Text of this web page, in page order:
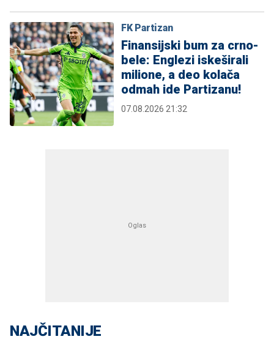
FK Partizan
Finansijski bum za crno-
bele: Englezi iskeširali
milione, a deo kolača
odmah ide Partizanu!
07.08.2026 21:32
NAJČITANIJE